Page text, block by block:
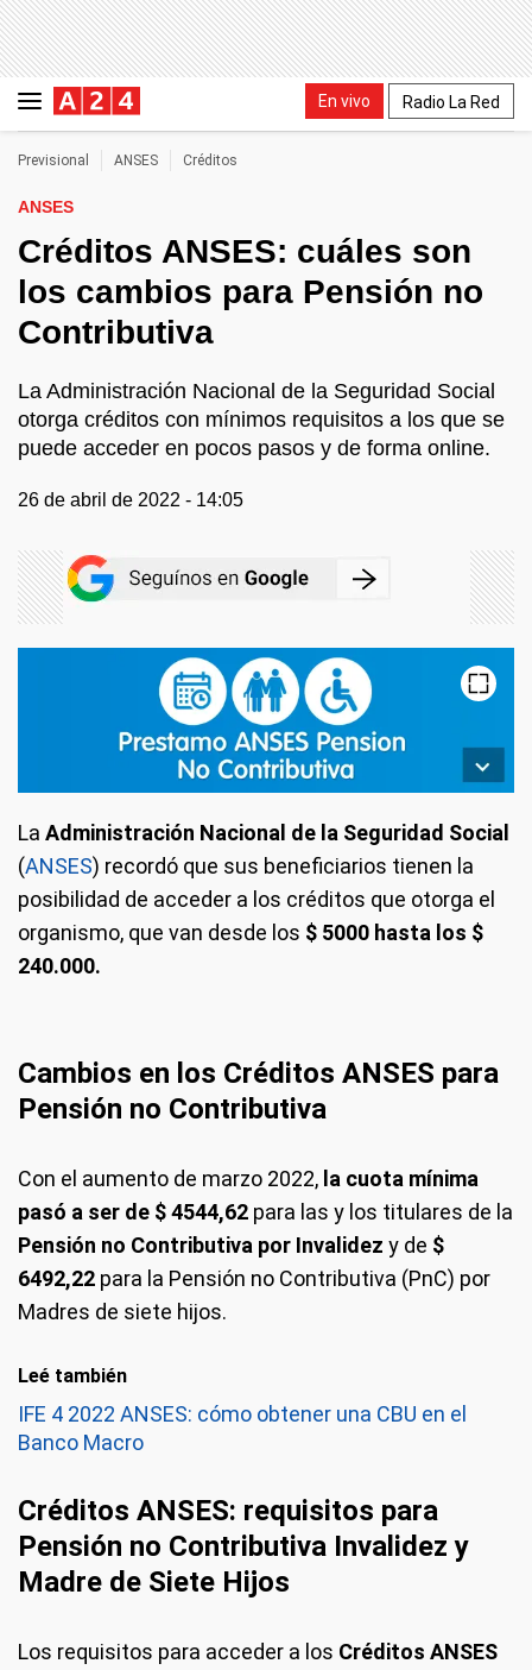
En vivo Radio La Red
Previsional ANSES Créditos
ANSES
Créditos ANSES: cuáles son
los cambios para Pensión no
Contributiva
La Administración Nacional de la Seguridad Social
otorga créditos con mínimos requisitos a los que se
puede acceder en pocos pasos y de forma online.
26 de abril de 2022 - 14:05
La Administración Nacional de la Seguridad Social
(ANSES) recordó que sus beneficiarios tienen la
posibilidad de acceder a los créditos que otorga el
organismo, que van desde los $ 5000 hasta los $
240.000.
Cambios en los Créditos ANSES para
Pensión no Contributiva
Con el aumento de marzo 2022, la cuota mínima
pasó a ser de $ 4544,62 para las y los titulares de la
Pensión no Contributiva por Invalidez y de $
6492,22 para la Pensión no Contributiva (PnC) por
Madres de siete hijos.
Leé también
IFE 4 2022 ANSES: cómo obtener una CBU en el
Banco Macro
Créditos ANSES: requisitos para
Pensión no Contributiva Invalidez y
Madre de Siete Hijos
Los requisitos para acceder a los Créditos ANSES